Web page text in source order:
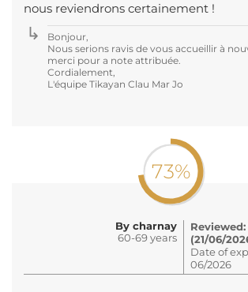
nous reviendrons certainement !
Bonjour,
Nous serions ravis de vous accueillir à
merci pour a note attribuée.
Cordialement,
L'équipe Tikayan Clau Mar Jo
73%
By charnay
60-69 years
(21/06/
Date of
06/2026